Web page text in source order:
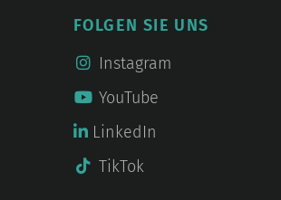
FOLGEN SIE UNS
Instagram
YouTube
LinkedIn
TikTok